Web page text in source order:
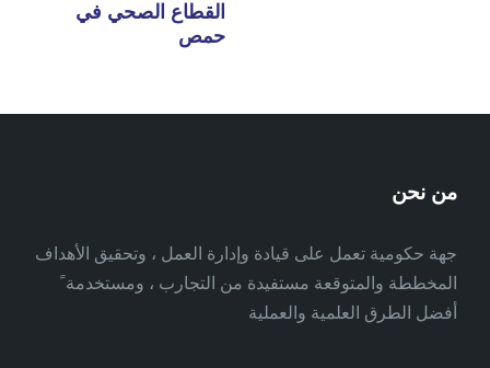
القطاع الصحي في
حمص
من نحن
جهة حكومية تعمل على قيادة وإدارة العمل ، وتحقيق الأهداف
المخططة والمتوقعة مستفيدة من التجارب ، ومستخدمة ً
أفضل الطرق العلمية والعملية